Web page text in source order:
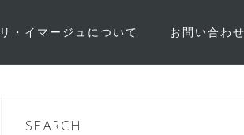
・イマージュについて お問い合わせ
SEARCH